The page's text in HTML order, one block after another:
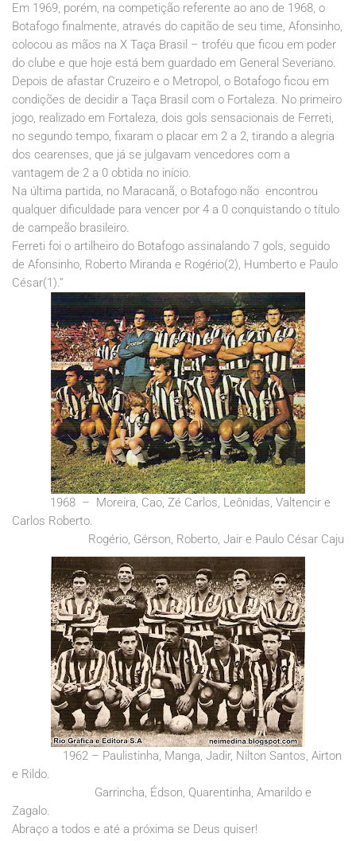
Em 1969, porém, na competição referente ao ano de 1968, o
Botafogo finalmente, através do capitão de seu time, Afonsinho,
colocou as mãos na X Taça Brasil – troféu que ficou em poder
do clube e que hoje está bem guardado em General Severiano.
Depois de afastar Cruzeiro e o Metropol, o Botafogo ficou em
condições de decidir a Taça Brasil com o Fortaleza. No primeiro
jogo, realizado em Fortaleza, dois gols sensacionais de Ferreti,
no segundo tempo, fixaram o placar em 2 a 2, tirando a alegria
dos cearenses, que já se julgavam vencedores com a
vantagem de 2 a 0 obtida no início.
Na última partida, no Maracanã, o Botafogo não encontrou
qualquer dificuldade para vencer por 4 a 0 conquistando o título
de campeão brasileiro.
Ferreti foi o artilheiro do Botafogo assinalando 7 gols, seguido
de Afonsinho, Roberto Miranda e Rogério(2), Humberto e Paulo
César(1).”
1968 – Moreira, Cao, Zé Carlos, Leônidas, Valtencir e
Carlos Roberto.
Rogério, Gérson, Roberto, Jair e Paulo César Caju
1962 – Paulistinha, Manga, Jadir, Nilton Santos, Airton
e Rildo.
Garrincha, Édson, Quarentinha, Amarildo e
Zagalo.
Abraço a todos e até a próxima se Deus quiser!